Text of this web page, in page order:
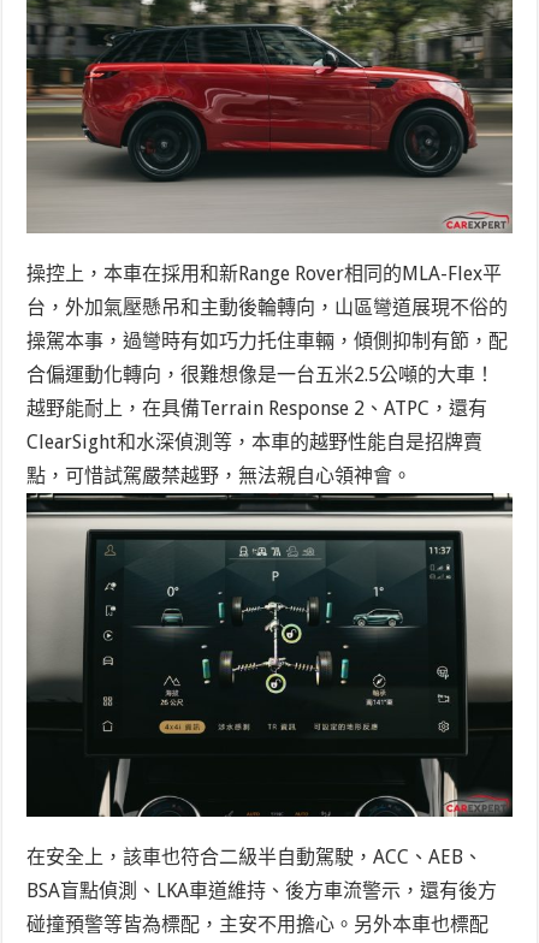
操控上，本車在採用和新Range Rover相同的MLA-Flex平
台，外加氣壓懸吊和主動後輪轉向，山區彎道展現不俗的
操駕本事，過彎時有如巧力托住車輛，傾側抑制有節，配
合偏運動化轉向，很難想像是一台五米2.5公噸的大車！
越野能耐上，在具備Terrain Response 2、ATPC，還有
ClearSight和水深偵測等，本車的越野性能自是招牌賣
點，可惜試駕嚴禁越野，無法親自心領神會。
在安全上，該車也符合二級半自動駕駛，ACC、AEB、
BSA盲點偵測、LKA車道維持、後方車流警示，還有後方
碰撞預警等皆為標配，主安不用擔心。另外本車也標配